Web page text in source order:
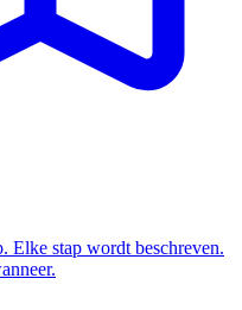
Elke stap wordt beschreven.